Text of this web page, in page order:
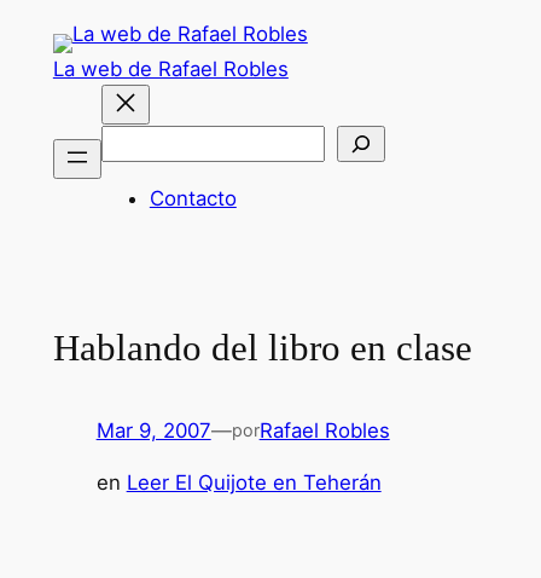
contenido
La web de Rafael Robles
Buscar
Contacto
Hablando del libro en clase
Mar 9, 2007—porRafael Robles
en Leer El Quijote en Teherán